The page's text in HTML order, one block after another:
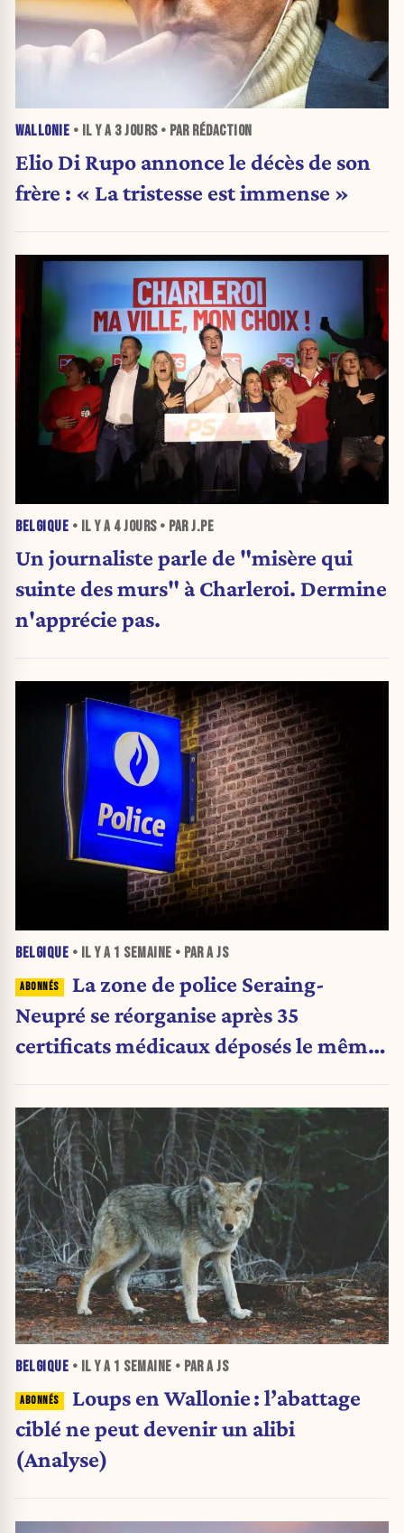
WALLONIE • IL Y A 3 JOURS• PAR RÉDACTION
Elio Di Rupo annonce le décès de son
frère : « La tristesse est immense »
BELGIQUE • IL Y A 4 JOURS• PAR J.PE
Un journaliste parle de "misère qui
suinte des murs" à Charleroi. Dermine
n'apprécie pas.
BELGIQUE • IL Y A 1 SEMAINE • PAR A JS
La zone de police Seraing-
Neupré se réorganise après 35
certificats médicaux déposés le même
BELGIQUE • IL Y A 1 SEMAINE • PAR A JS
Loups en Wallonie : l’abattage
ciblé ne peut devenir un alibi
(Analyse)